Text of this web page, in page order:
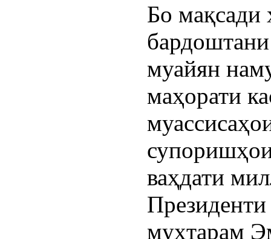
Бо мақсади
муайян
маҳорати
ваҳдати
муҳтарам